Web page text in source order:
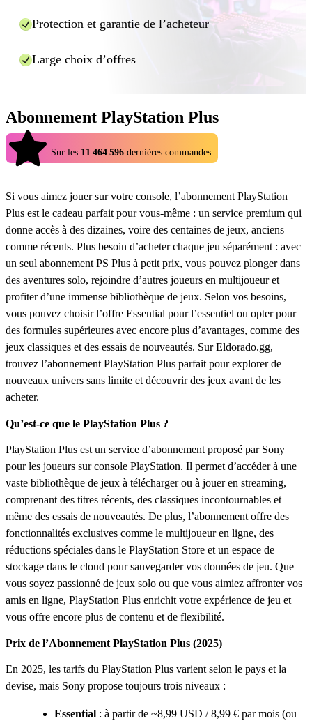
supplémentaires, il vous les demandera directement dans
la fenêtre de discussion prévue à cet effet, ne la fermez
donc pas pendant le traitement de votre commande.
Et c'est tout ! En utilisant Eldorado.gg, vous pouvez profiter de
recharges moins chères pour de nombreux jeux, de manière rapide et
Protection et garantie de l’acheteur
Large choix d’offres
Abonnement PlayStation Plus
Sur les 11 464 596 dernières commandes
Si vous aimez jouer sur votre console, l’abonnement PlayStation
Plus est le cadeau parfait pour vous-même : un service premium qui
donne accès à des dizaines, voire des centaines de jeux, anciens
comme récents. Plus besoin d’acheter chaque jeu séparément : avec
un seul abonnement PS Plus à petit prix, vous pouvez plonger dans
des aventures solo, rejoindre d’autres joueurs en multijoueur et
profiter d’une immense bibliothèque de jeux. Selon vos besoins,
vous pouvez choisir l’offre Essential pour l’essentiel ou opter pour
des formules supérieures avec encore plus d’avantages, comme des
jeux classiques et des essais de nouveautés. Sur Eldorado.gg,
trouvez l’abonnement PlayStation Plus parfait pour explorer de
nouveaux univers sans limite et découvrir des jeux avant de les
acheter.
Qu’est-ce que le PlayStation Plus ?
PlayStation Plus est un service d’abonnement proposé par Sony
pour les joueurs sur console PlayStation. Il permet d’accéder à une
vaste bibliothèque de jeux à télécharger ou à jouer en streaming,
comprenant des titres récents, des classiques incontournables et
même des essais de nouveautés. De plus, l’abonnement offre des
fonctionnalités exclusives comme le multijoueur en ligne, des
réductions spéciales dans le PlayStation Store et un espace de
stockage dans le cloud pour sauvegarder vos données de jeu. Que
vous soyez passionné de jeux solo ou que vous aimiez affronter vos
amis en ligne, PlayStation Plus enrichit votre expérience de jeu et
vous offre encore plus de contenu et de flexibilité.
Prix de l’Abonnement PlayStation Plus (2025)
En 2025, les tarifs du PlayStation Plus varient selon le pays et la
devise, mais Sony propose toujours trois niveaux :
Essential : à partir de ~8,99 USD / 8,99 € par mois (ou